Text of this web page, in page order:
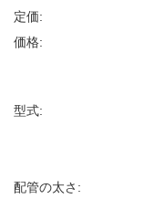
定価:
価格:
型式:
配管の太さ: